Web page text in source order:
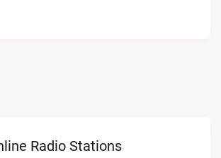
Radio Stations